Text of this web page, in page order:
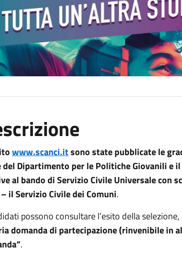
www.scanci.itsono state pubblicate le
del Dipartimento per le Politiche Giovanili e
al bando di Servizio Civile Universale con
– il Servizio Civile dei Comuni.
possono consultare l’esito della
domanda di partecipazione (rinvenibile in
.